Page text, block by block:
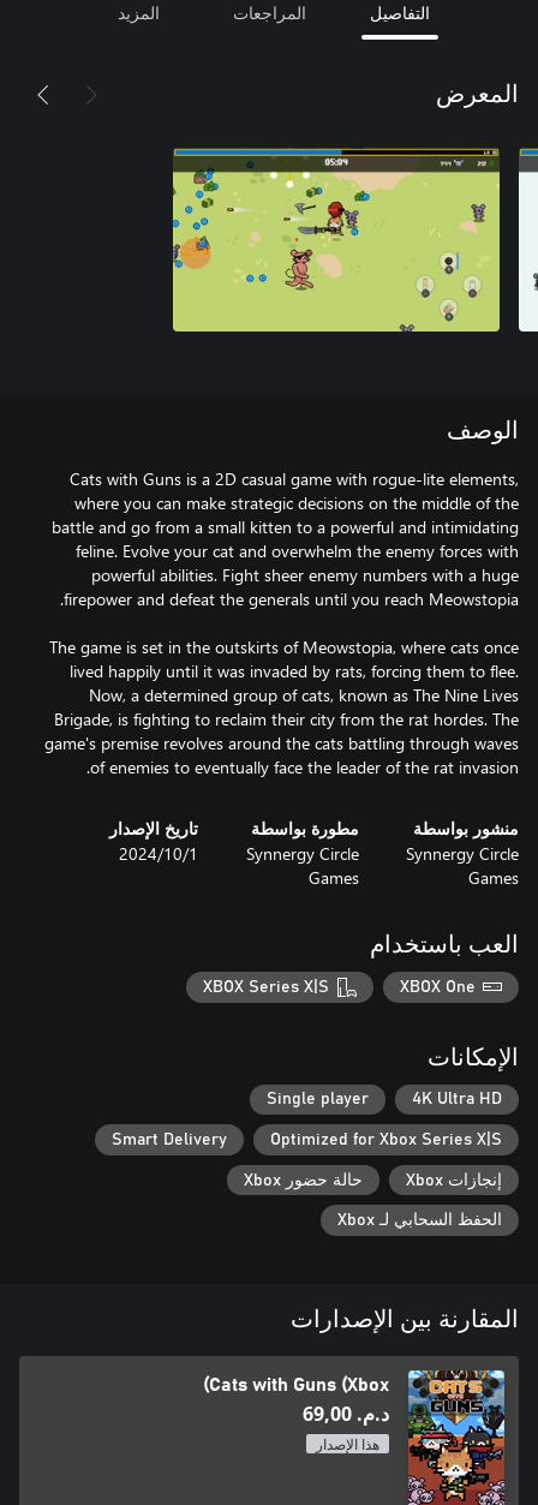
التفاصيل المراجعات المزيد
المعرض
الوصف
Cats with Guns is a 2D casual game with rogue-lite elements,
where you can make strategic decisions on the middle of the
battle and go from a small kitten to a powerful and intimidating
feline. Evolve your cat and overwhelm the enemy forces with
powerful abilities. Fight sheer enemy numbers with a huge
The game is set in the outskirts of Meowstopia, where cats once
lived happily until it was invaded by rats, forcing them to flee.
Now, a determined group of cats, known as The Nine Lives
Brigade, is fighting to reclaim their city from the rat hordes. The
game's premise revolves around the cats battling through waves
of enemies to eventually face the leader of the rat invasion.
منشور بواسطة
Synnergy Circle
Games
مطورة بواسطة
Synnergy Circle
Games
تاريخ الإصدار
1‏/10‏/2024
العب باستخدام
XBOX One
XBOX Series X|S
الإمكانات
4K Ultra HD
Single player
Optimized for Xbox Series X|S
Smart Delivery
إنجازات Xbox حالة حضور Xbox
الحفظ السحابي لـ Xbox
المقارنة بين الإصدارات
Cats with Guns (Xbox)
د.م.‏ 69,00
هذا الإصدار